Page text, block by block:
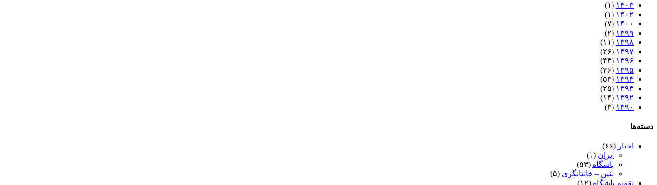
۱۴۰۳ (۱)
۱۴۰۲ (۱)
۱۴۰۰ (۷)
۱۳۹۹ (۲)
۱۳۹۸ (۱۱)
۱۳۹۷ (۲۶)
۱۳۹۶ (۴۳)
۱۳۹۵ (۲۶)
۱۳۹۴ (۵۳)
۱۳۹۳ (۲۵)
۱۳۹۲ (۱۴)
۱۳۹۰ (۳)
دسته‌ها
اخبار (۶۶)
ایران (۱)
باشگاه (۵۳)
لنین – خانتانگری (۵)
تقویم باشگاه (۱۲)